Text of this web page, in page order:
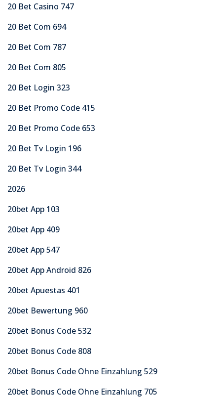
20 Bet Casino 747
20 Bet Com 694
20 Bet Com 787
20 Bet Com 805
20 Bet Login 323
20 Bet Promo Code 415
20 Bet Promo Code 653
20 Bet Tv Login 196
20 Bet Tv Login 344
2026
20bet App 103
20bet App 409
20bet App 547
20bet App Android 826
20bet Apuestas 401
20bet Bewertung 960
20bet Bonus Code 532
20bet Bonus Code 808
20bet Bonus Code Ohne Einzahlung 529
20bet Bonus Code Ohne Einzahlung 705